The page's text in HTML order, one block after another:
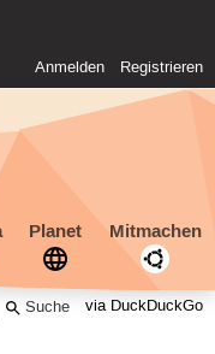
Anmelden Registrieren
Planet Mitmachen
via DuckDuckGo